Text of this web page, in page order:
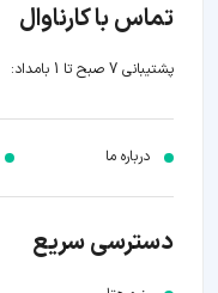
تماس با کارناوال
پشتیبانی 7 صبح تا 1 بامداد:
درباره ما
دسترسی سریع